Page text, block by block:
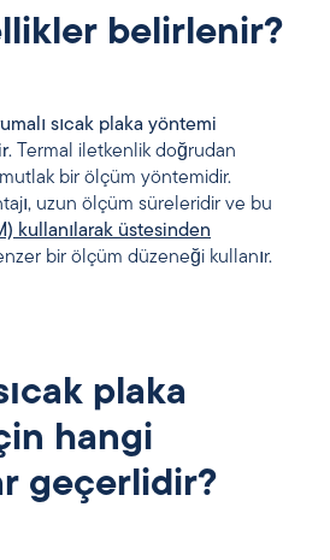
belirlenir?
sıcak plaka yöntemi
. Termal iletkenlik doğrudan
bir ölçüm yöntemidir.
uzun ölçüm süreleridir ve bu
kullanılarak üstesinden
bir ölçüm düzeneği kullanır.
plaka
hangi
geçerlidir?